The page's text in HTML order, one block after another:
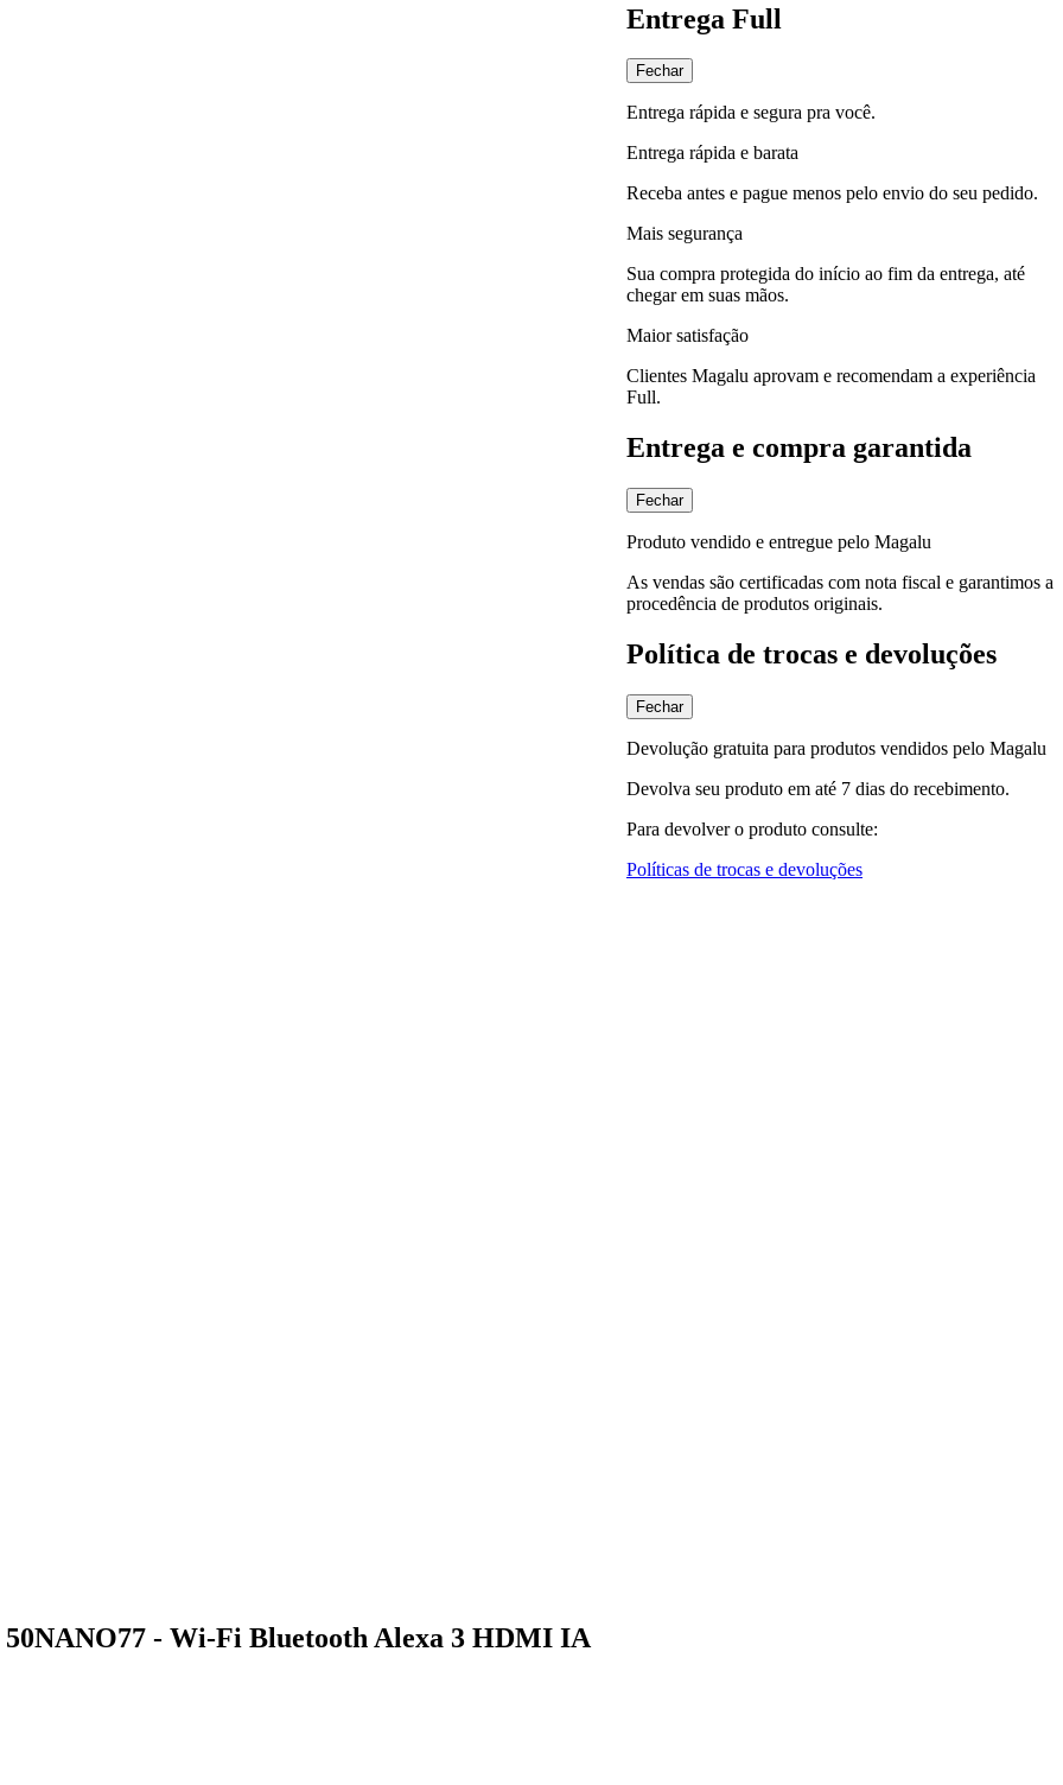
- Wi-Fi Bluetooth Alexa 3 HDMI IA
Entrega Full
Fechar
Entrega rápida e segura pra você.
Entrega rápida e barata
Receba antes e pague menos pelo envio do seu pedido.
Mais segurança
Sua compra protegida do início ao fim da entrega, até
chegar em suas mãos.
Maior satisfação
Clientes Magalu aprovam e recomendam a experiência
Full.
Entrega e compra garantida
Fechar
Produto vendido e entregue pelo Magalu
As vendas são certificadas com nota fiscal e garantimos a
procedência de produtos originais.
Política de trocas e devoluções
Fechar
Devolução gratuita para produtos vendidos pelo Magalu
Devolva seu produto em até 7 dias do recebimento.
Para devolver o produto consulte:
Políticas de trocas e devoluções